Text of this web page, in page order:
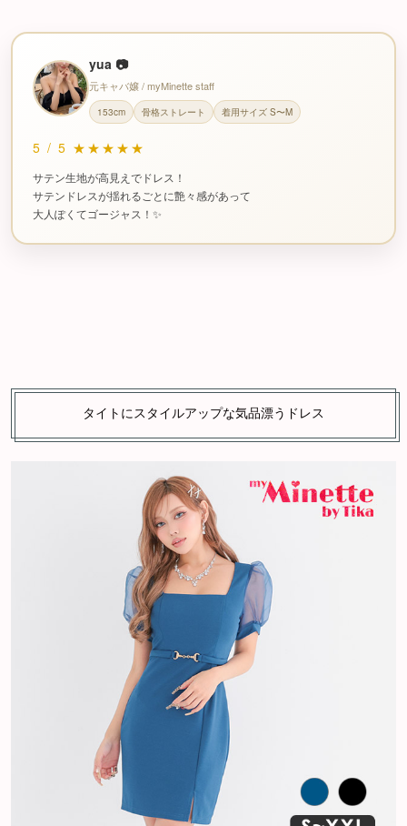
yua 📷
元キャバ嬢 / myMinette staff
153cm 骨格ストレート 着用サイズ S〜M
5 / 5 ★★★★★
サテン生地が高見えでドレス！
サテンドレスが揺れるごとに艶々感があって
大人ぽくてゴージャス！✨
タイトにスタイルアップな気品漂うドレス